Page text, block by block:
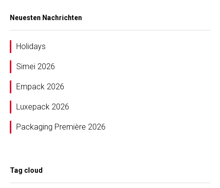
Neuesten Nachrichten
Holidays
Simei 2026
Empack 2026
Luxepack 2026
Packaging Première 2026
Tag cloud